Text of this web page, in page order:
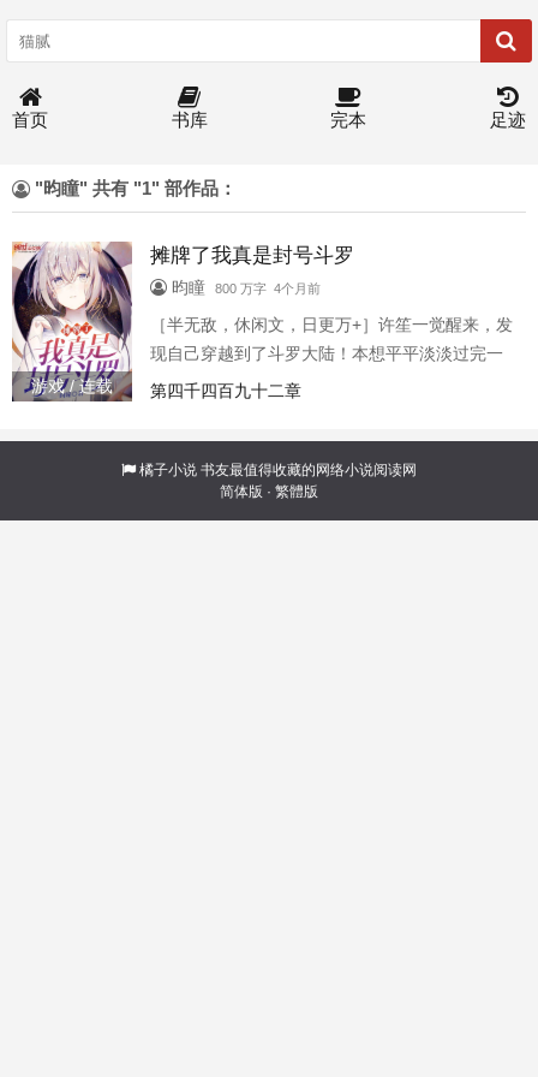
首页 书库 完本 足迹
"昀瞳" 共有 "1" 部作品：
游戏 / 连载
摊牌了我真是封号斗罗
昀瞳 800 万字 4个月前
［半无敌，休闲文，日更万+］许笙一觉醒来，发
现自己穿越到了斗罗大陆！本想平平淡淡过完一
生的他，直到武魂觉醒时才意识到不对劲！第一
祭，以魂润棠，彻底打破辅助系的神话！第二武
魂：冰蔷薇之剑！攻击力碾压昊天锤，成就大陆
最强器武魂！在素云涛震惊的目光下，许笙无奈
的望着自己身上九个猩...《摊牌了我真是封号斗
第四千四百九十二章
橘子小说 书友最值得收藏的网络小说阅读网
简体版 · 繁體版